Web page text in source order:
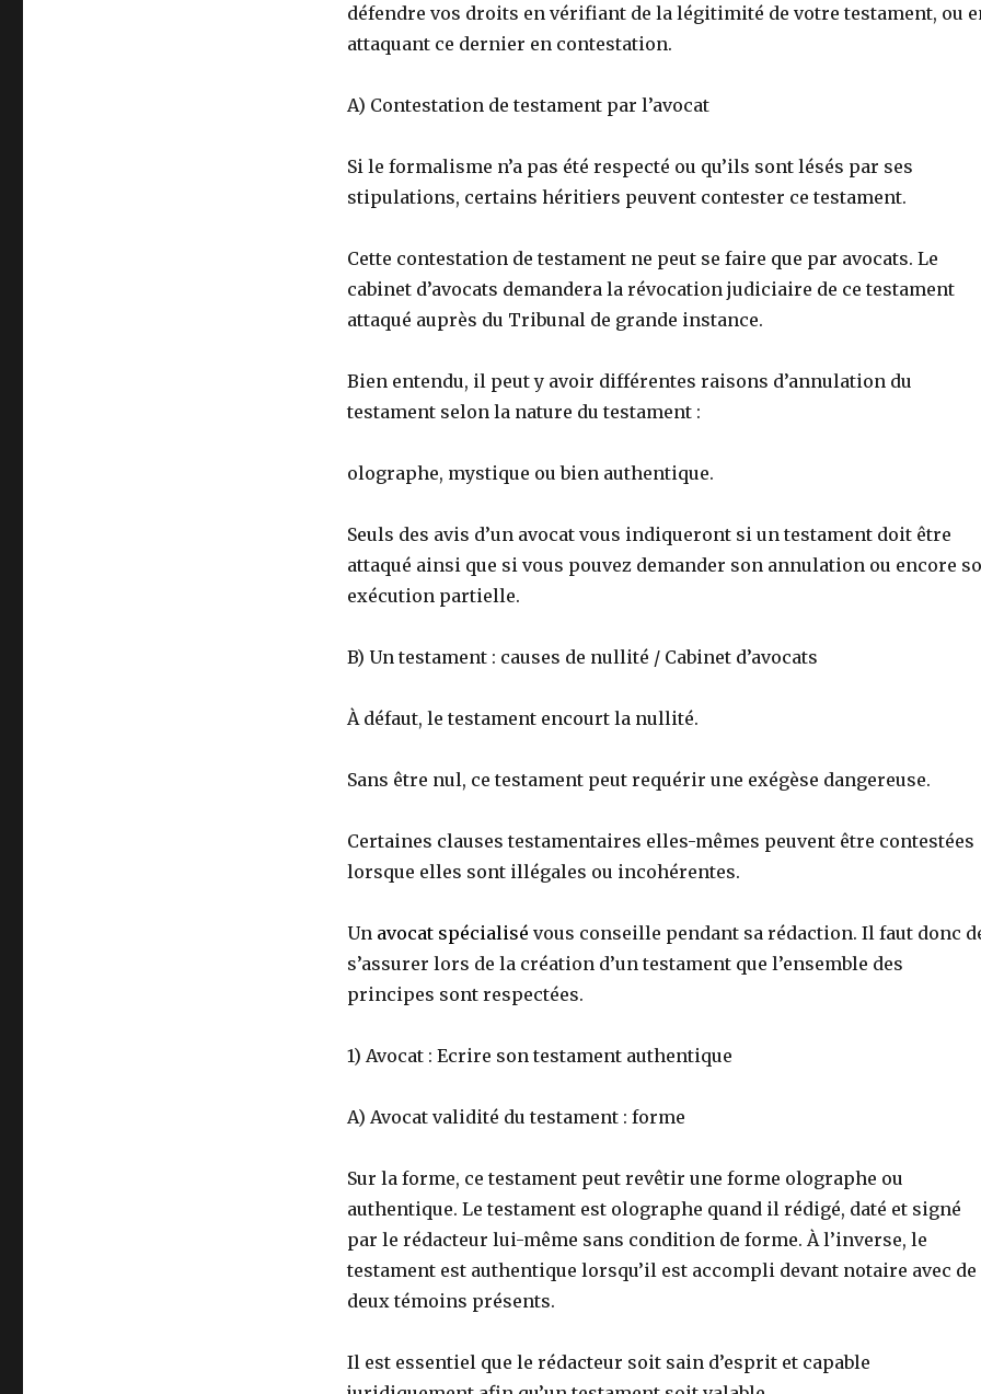
défendre vos droits en vérifiant de la légitimité de votre testament, ou
attaquant ce dernier en contestation.
A) Contestation de testament par l’avocat
Si le formalisme n’a pas été respecté ou qu’ils sont lésés par ses
stipulations, certains héritiers peuvent contester ce testament.
Cette contestation de testament ne peut se faire que par avocats. Le
cabinet d’avocats demandera la révocation judiciaire de ce testament
attaqué auprès du Tribunal de grande instance.
Bien entendu, il peut y avoir différentes raisons d’annulation du
testament selon la nature du testament :
olographe, mystique ou bien authentique.
Seuls des avis d’un avocat vous indiqueront si un testament doit être
attaqué ainsi que si vous pouvez demander son annulation ou encore
exécution partielle.
B) Un testament : causes de nullité / Cabinet d’avocats
À défaut, le testament encourt la nullité.
Sans être nul, ce testament peut requérir une exégèse dangereuse.
Certaines clauses testamentaires elles-mêmes peuvent être contestées
lorsque elles sont illégales ou incohérentes.
Un avocat spécialisé vous conseille pendant sa rédaction. Il faut donc
s’assurer lors de la création d’un testament que l’ensemble des
principes sont respectées.
1) Avocat : Ecrire son testament authentique
A) Avocat validité du testament : forme
Sur la forme, ce testament peut revêtir une forme olographe ou
authentique. Le testament est olographe quand il rédigé, daté et signé
par le rédacteur lui-même sans condition de forme. À l’inverse, le
testament est authentique lorsqu’il est accompli devant notaire avec de
deux témoins présents.
Il est essentiel que le rédacteur soit sain d’esprit et capable